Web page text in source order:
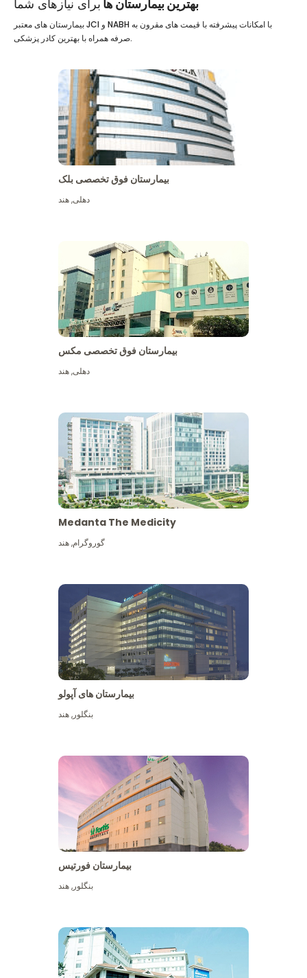
بهترین بیمارستان ها برای نیازهای شما
بیمارستان های معتبر JCI و NABH با امکانات پیشرفته با قیمت های مقرون به
صرفه همراه با بهترین کادر پزشکی.
بیمارستان فوق تخصصی بلک
دهلی,هند
بیمارستان فوق تخصصی مکس
دهلی,هند
Medanta The Medicity
گوروگرام,هند
بیمارستان های آپولو
بنگلور,هند
بیمارستان فورتیس
بنگلور,هند